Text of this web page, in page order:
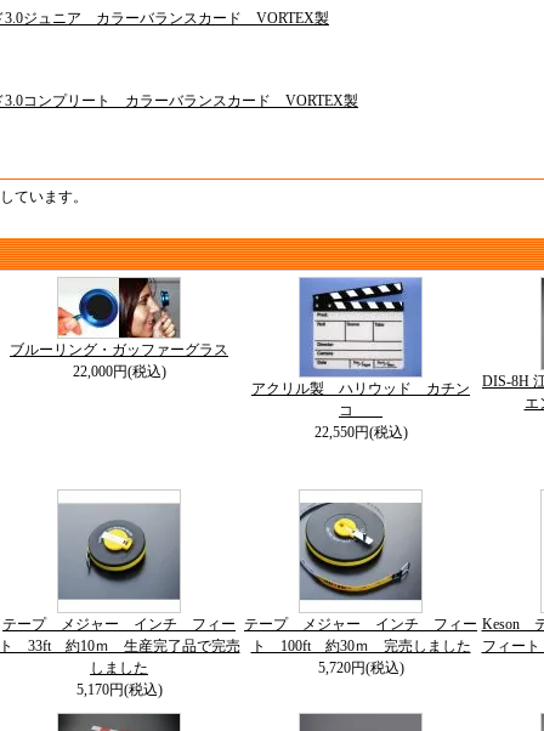
3.0ジュニア カラーバランスカード VORTEX製
3.0コンプリート カラーバランスカード VORTEX製
ています。
ブルーリング・ガッファーグラス
22,000円(税込)
アクリル製 ハリウッド カチン
コ
22,550円(税込)
DIS-8H
エ
テープ メジャー インチ フィー
ト 33ft 約10ｍ 生産完了品で完売
しました
5,170円(税込)
テープ メジャー インチ フィー
ト 100ft 約30ｍ 完売しました
5,720円(税込)
Keson
フィー